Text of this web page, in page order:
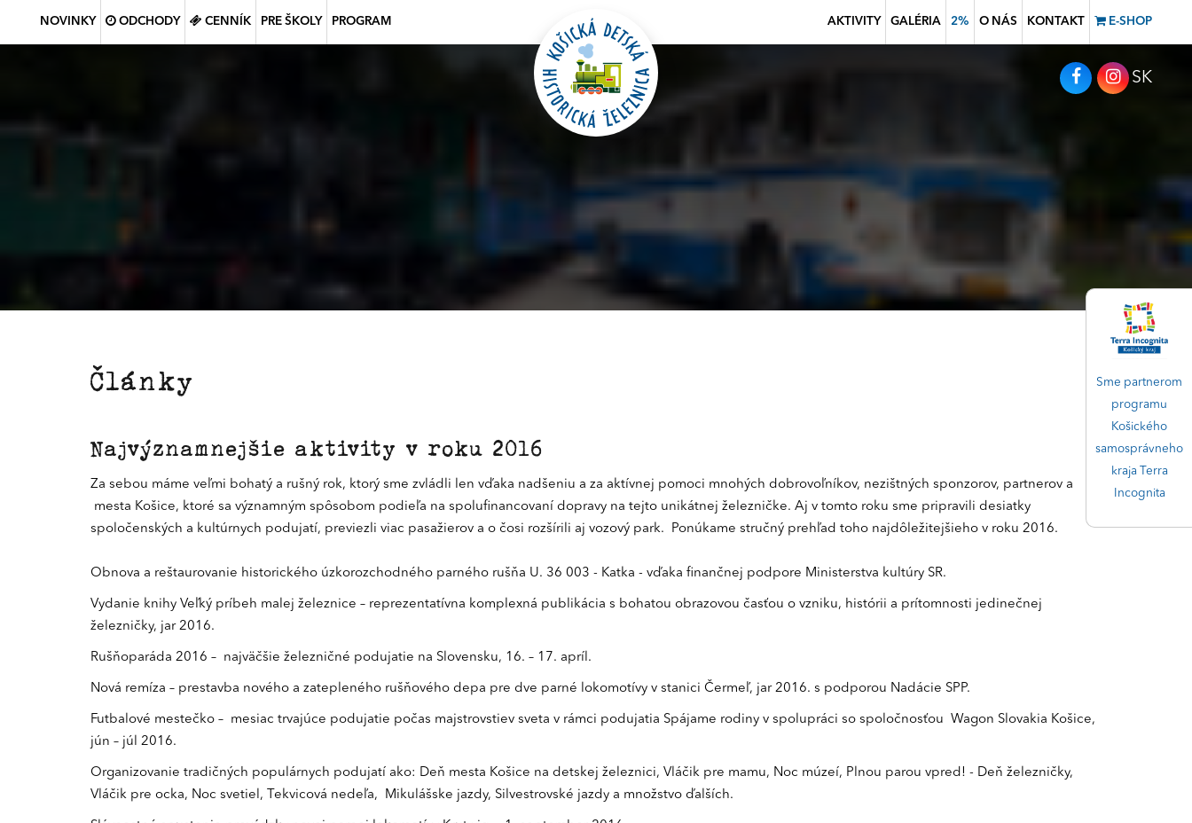
Sme partnerom
programu
Košického
samosprávneho
kraja Terra
Incognita
NOVINKY ODCHODY CENNÍK PRE ŠKOLY PROGRAM AKTIVITY GALÉRIA 2% O NÁS KONTAKT E-SHOP
SK
Články
Najvýznamnejšie aktivity v roku 2016
Za sebou máme veľmi bohatý a rušný rok, ktorý sme zvládli len vďaka nadšeniu a za aktívnej pomoci mnohých dobrovoľníkov, nezištných sponzorov, partnerov a
mesta Košice, ktoré sa významným spôsobom podieľa na spolufinancovaní dopravy na tejto unikátnej železničke. Aj v tomto roku sme pripravili desiatky
spoločenských a kultúrnych podujatí, previezli viac pasažierov a o čosi rozšírili aj vozový park. Ponúkame stručný prehľad toho najdôležitejšieho v roku 2016.
Obnova a reštaurovanie historického úzkorozchodného parného rušňa U. 36 003 - Katka - vďaka finančnej podpore Ministerstva kultúry SR.
Vydanie knihy Veľký príbeh malej železnice – reprezentatívna komplexná publikácia s bohatou obrazovou časťou o vzniku, histórii a prítomnosti jedinečnej
železničky, jar 2016.
Rušňoparáda 2016 – najväčšie železničné podujatie na Slovensku, 16. – 17. apríl.
Nová remíza – prestavba nového a zatepleného rušňového depa pre dve parné lokomotívy v stanici Čermeľ, jar 2016. s podporou Nadácie SPP.
Futbalové mestečko – mesiac trvajúce podujatie počas majstrovstiev sveta v rámci podujatia Spájame rodiny v spolupráci so spoločnosťou Wagon Slovakia Košice,
jún – júl 2016.
Organizovanie tradičných populárnych podujatí ako: Deň mesta Košice na detskej železnici, Vláčik pre mamu, Noc múzeí, Plnou parou vpred! - Deň železničky,
Vláčik pre ocka, Noc svetiel, Tekvicová nedeľa, Mikulášske jazdy, Silvestrovské jazdy a množstvo ďalších.